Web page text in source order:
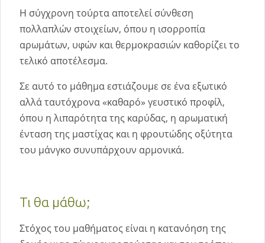
Η σύγχρονη τούρτα αποτελεί σύνθεση
πολλαπλών στοιχείων, όπου η ισορροπία
αρωμάτων, υφών και θερμοκρασιών καθορίζει το
τελικό αποτέλεσμα.
Σε αυτό το μάθημα εστιάζουμε σε ένα εξωτικό
αλλά ταυτόχρονα «καθαρό» γευστικό προφίλ,
όπου η λιπαρότητα της καρύδας, η αρωματική
ένταση της μαστίχας και η φρουτώδης οξύτητα
του μάνγκο συνυπάρχουν αρμονικά.
Τι θα μάθω;
Στόχος του μαθήματος είναι η κατανόηση της